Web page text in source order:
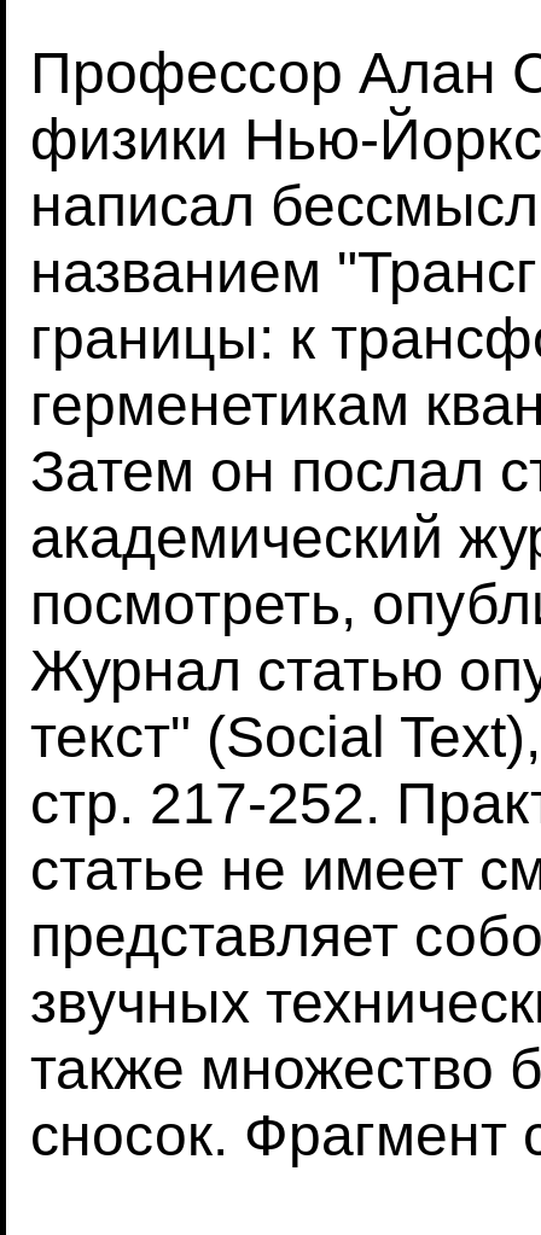
Профессор Алан
физики Нью-
написал
названием
границы: к
герменетикам
Затем он послал
академический
посмотреть,
Журнал статью
текст" (Social
стр. 217-252.
статье не имеет
представляет
звучных
также множество
сносок. Фрагмент